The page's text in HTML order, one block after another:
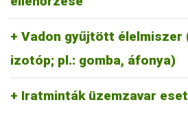
Vadon gyűjtött élelmiszer
izotóp; pl.: gomba, áfonya)
Iratminták üzemzavar
melléklet/
IV.
-Egészségügyi bizonyítvány
- Vizsgálati jelentés 2011/884/EU
melléklet/Analytical Report